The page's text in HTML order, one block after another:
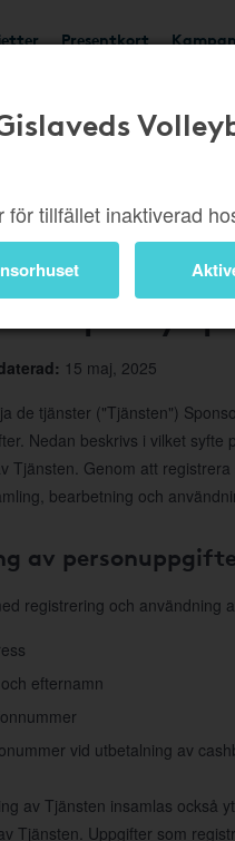
Presentkort
för tillfället inaktiverad
15 maj, 2025
de tjänster ("Tjänsten")
Nedan beskrivs i vilket
Tjänsten. Genom att
bearbetning och
av
registrering och användning
efternamn
vid utbetalning av
av Tjänsten insamlas också
Tjänsten. Uppgifter som